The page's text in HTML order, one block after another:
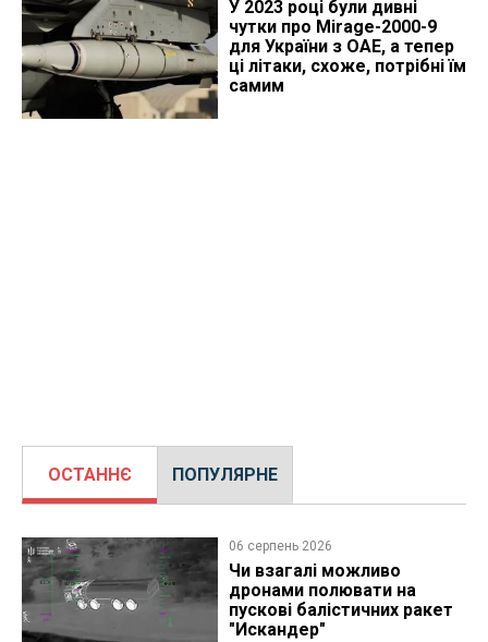
У 2023 році були дивні
чутки про Mirage-2000-9
для України з ОАЕ, а тепер
ці літаки, схоже, потрібні їм
самим
ОСТАННЄ ПОПУЛЯРНЕ
06 серпень 2026
Чи взагалі можливо
дронами полювати на
пускові балістичних ракет
"Искандер"